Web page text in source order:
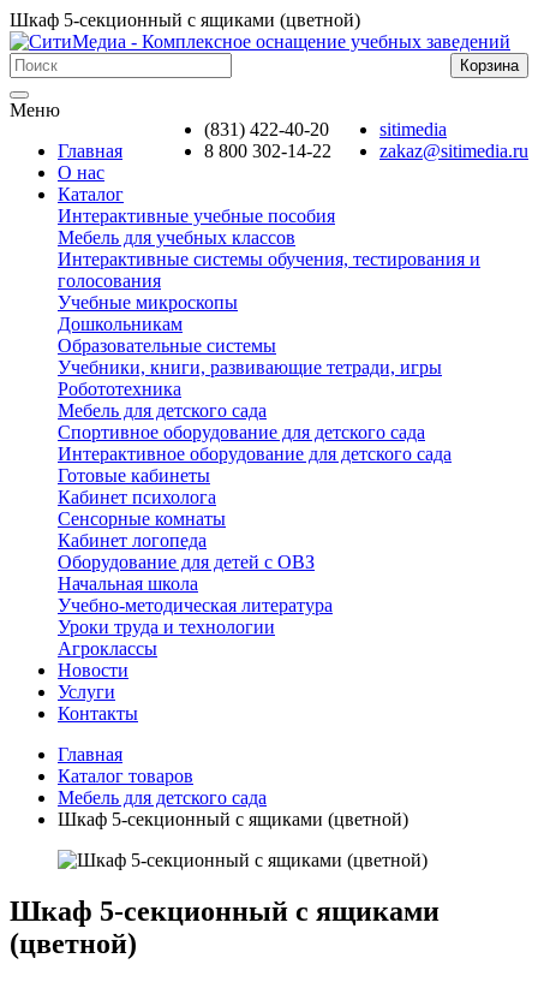
Шкаф 5-секционный с ящиками (цветной)
Корзина
sitimedia
zakaz@sitimedia.ru
(831) 422-40-20
8 800 302-14-22
Меню
Главная
О нас
Каталог
Интерактивные учебные пособия
Мебель для учебных классов
Интерактивные системы обучения, тестирования и
голосования
Учебные микроскопы
Дошкольникам
Образовательные системы
Учебники, книги, развивающие тетради, игры
Робототехника
Мебель для детского сада
Спортивное оборудование для детского сада
Интерактивное оборудование для детского сада
Готовые кабинеты
Кабинет психолога
Сенсорные комнаты
Кабинет логопеда
Оборудование для детей с ОВЗ
Начальная школа
Учебно-методическая литература
Уроки труда и технологии
Агроклассы
Новости
Услуги
Контакты
Главная
Каталог товаров
Мебель для детского сада
Шкаф 5-секционный с ящиками (цветной)
Шкаф 5-секционный с ящиками
(цветной)